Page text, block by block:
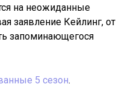
на неожиданные
заявление Кейлинг, от
запоминающегося
5 сезон.